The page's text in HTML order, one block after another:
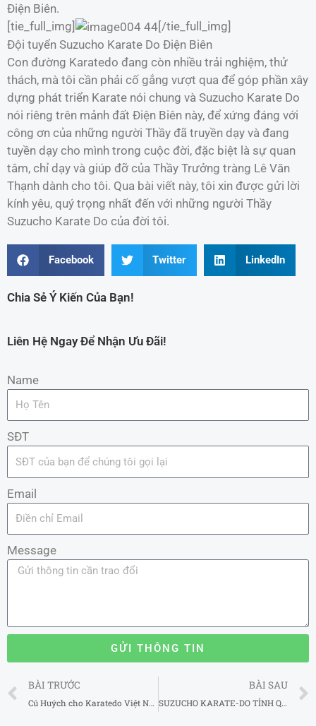
Điện Biên.
[tie_full_img]
[/tie_full_img]
Đội tuyển Suzucho Karate Do Điện Biên
Con đường Karatedo đang còn nhiều trải nghiệm, thử
thách, mà tôi cần phải cố gắng vượt qua để góp phần xây
dựng phát triển Karate nói chung và Suzucho Karate Do
nói riêng trên mảnh đất Điện Biên này, để xứng đáng với
công ơn của những người Thầy đã truyền dạy và đang
tuyền dạy cho mình trong cuộc đời, đặc biệt là sự quan
tâm, chỉ dạy và giúp đỡ của Thầy Trưởng tràng Lê Văn
Thạnh dành cho tôi. Qua bài viết này, tôi xin được gửi lời
kính yêu, quý trọng nhất đến với những người Thầy
Suzucho Karate Do của đời tôi.
Facebook Twitter LinkedIn
Chia Sẻ Ý Kiến Của Bạn!
Liên Hệ Ngay Để Nhận Ưu Đãi!
Name
SĐT
Email
Message
GỬI THÔNG TIN
Prev
BÀI TRƯỚC
Cú Huých cho Karatedo Việt Nam TUYỂN MỚI 1 CHUYÊN GIA HUẤN LUYỆN
BÀI SAU
SUZUCHO KARATE-DO TỈNH QUẢNG NGÃI